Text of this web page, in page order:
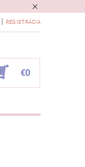
REGISTRÁCIA
€0